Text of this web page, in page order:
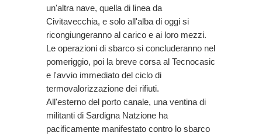
un'altra nave, quella di linea da
Civitavecchia, e solo all'alba di oggi si
ricongiungeranno al carico e ai loro mezzi.
Le operazioni di sbarco si concluderanno nel
pomeriggio, poi la breve corsa al Tecnocasic
e l'avvio immediato del ciclo di
termovalorizzazione dei rifiuti.
All'esterno del porto canale, una ventina di
militanti di Sardigna Natzione ha
pacificamente manifestato contro lo sbarco